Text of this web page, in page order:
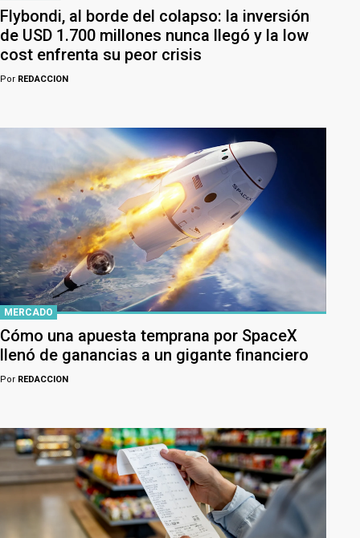
Flybondi, al borde del colapso: la inversión
de USD 1.700 millones nunca llegó y la low
cost enfrenta su peor crisis
Por REDACCION
MERCADO
Cómo una apuesta temprana por SpaceX
llenó de ganancias a un gigante financiero
Por REDACCION